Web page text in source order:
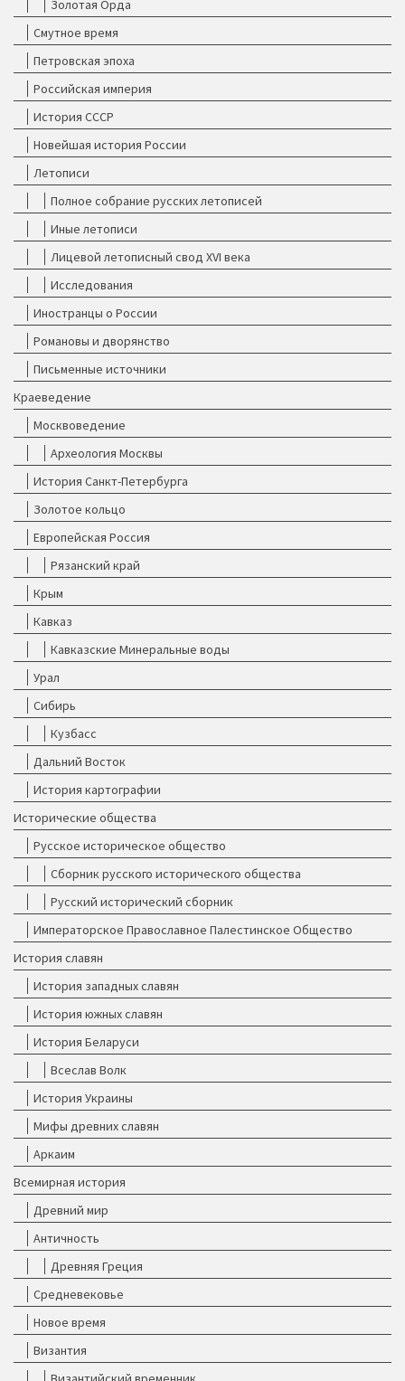
Золотая Орда
Смутное время
Петровская эпоха
Российская империя
История СССР
Новейшая история России
Летописи
Полное собрание русских летописей
Иные летописи
Лицевой летописный свод XVI века
Исследования
Иностранцы о России
Романовы и дворянство
Письменные источники
Краеведение
Москвоведение
Археология Москвы
История Санкт-Петербурга
Золотое кольцо
Европейская Россия
Рязанский край
Крым
Кавказ
Кавказские Минеральные воды
Урал
Сибирь
Кузбасс
Дальний Восток
История картографии
Исторические общества
Русское историческое общество
Сборник русского исторического общества
Русский исторический сборник
Императорское Православное Палестинское Общество
История славян
История западных славян
История южных славян
История Беларуси
Всеслав Волк
История Украины
Мифы древних славян
Аркаим
Всемирная история
Древний мир
Античность
Древняя Греция
Средневековье
Новое время
Византия